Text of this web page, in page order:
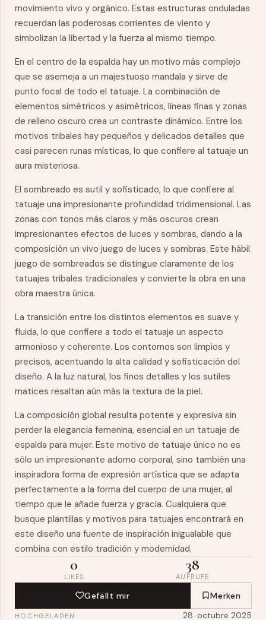
movimiento vivo y orgánico. Estas estructuras onduladas
recuerdan las poderosas corrientes de viento y
simbolizan la libertad y la fuerza al mismo tiempo.
En el centro de la espalda hay un motivo más complejo
que se asemeja a un majestuoso mandala y sirve de
punto focal de todo el tatuaje. La combinación de
elementos simétricos y asimétricos, líneas finas y zonas
de relleno oscuro crea un contraste dinámico. Entre los
motivos tribales hay pequeños y delicados detalles que
casi parecen runas místicas, lo que confiere al tatuaje un
aura misteriosa.
El sombreado es sutil y sofisticado, lo que confiere al
tatuaje una impresionante profundidad tridimensional. Las
zonas con tonos más claros y más oscuros crean
impresionantes efectos de luces y sombras, dando a la
composición un vivo juego de luces y sombras. Este hábil
juego de sombreados se distingue claramente de los
tatuajes tribales tradicionales y convierte la obra en una
obra maestra única.
La transición entre los distintos elementos es suave y
fluida, lo que confiere a todo el tatuaje un aspecto
armonioso y coherente. Los contornos son limpios y
precisos, acentuando la alta calidad y sofisticación del
diseño. A la luz natural, los finos detalles y los sutiles
matices resaltan aún más la textura de la piel.
La composición global resulta potente y expresiva sin
perder la elegancia femenina, esencial en un tatuaje de
espalda para mujer. Este motivo de tatuaje único no es
sólo un impresionante adorno corporal, sino también una
inspiradora forma de expresión artística que se adapta
perfectamente a la forma del cuerpo de una mujer, al
tiempo que le añade fuerza y gracia. Cualquiera que
busque plantillas y motivos para tatuajes encontrará en
este diseño una fuente de inspiración inigualable que
combina con estilo tradición y modernidad.
0
LIKES
38
AUFRUFE
Gefällt mir Merken
HOCHGELADEN 28. octubre 2025